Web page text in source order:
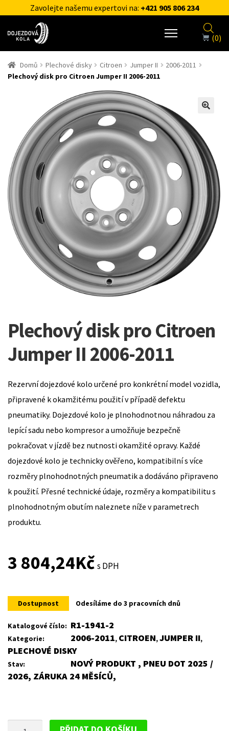
Zavolejte našemu expertovi na: +421 905 806 234
(0)
Domů Plechové disky Citroen Jumper II
2006-2011
Plechový disk pro Citroen Jumper II 2006-2011
Plechový disk pro Citroen
Jumper II 2006-2011
Rezervní dojezdové kolo určené pro konkrétní model vozidla,
připravené k okamžitému použití v případě defektu
pneumatiky. Dojezdové kolo je plnohodnotnou náhradou za
lepící sadu nebo kompresor a umožňuje bezpečně
pokračovat v jízdě bez nutnosti okamžité opravy. Každé
dojezdové kolo je technicky ověřeno, kompatibilní s více
rozměry plnohodnotných pneumatik a dodáváno připraveno
k použití. Přesné technické údaje, rozměry a kompatibilitu s
plnohodnotným obutím naleznete níže v parametrech
produktu.
3 804,24Kč s DPH
Dostupnost Odesíláme do 3 pracovních dnů
Katalogové číslo: R1-1941-2
Kategorie: 2006-2011, CITROEN,JUMPER II,
PLECHOVÉ DISKY
Stav:
NOVÝ PRODUKT , PNEU DOT 2025 /
2026, ZÁRUKA 24 MĚSÍCŮ,